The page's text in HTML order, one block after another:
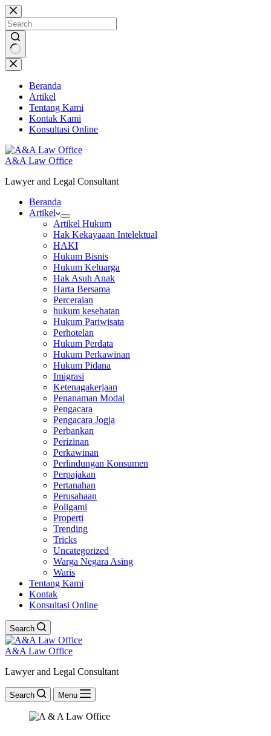
Skip
to
content
No
results
Beranda
Artikel
Tentang Kami
Kontak Kami
Konsultasi Online
A&A Law Office
Lawyer and Legal Consultant
Beranda
Artikel
Artikel Hukum
Hak Kekayaaan Intelektual
HAKI
Hukum Bisnis
Hukum Keluarga
Hak Asuh Anak
Harta Bersama
Perceraian
hukum kesehatan
Hukum Pariwisata
Perhotelan
Hukum Perdata
Hukum Perkawinan
Hukum Pidana
Imigrasi
Ketenagakerjaan
Penanaman Modal
Pengacara
Pengacara Jogja
Perbankan
Perizinan
Perkawinan
Perlindungan Konsumen
Perpajakan
Pertanahan
Perusahaan
Poligami
Properti
Trending
Tricks
Uncategorized
Warga Negara Asing
Waris
Tentang Kami
Kontak
Konsultasi Online
Search
A&A Law Office
Lawyer and Legal Consultant
Search Menu